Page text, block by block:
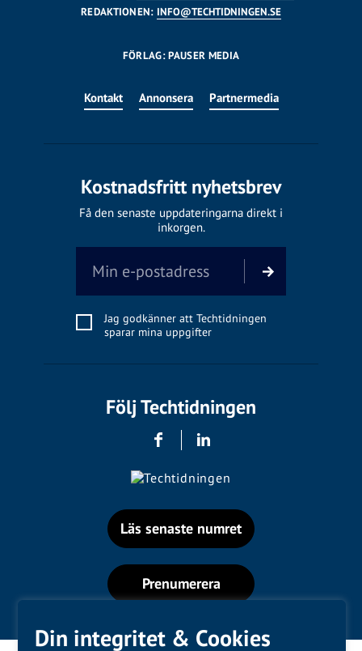
Din integritet & Cookies
REDAKTIONEN: INFO@TECHTIDNINGEN.SE
FÖRLAG: PAUSER MEDIA
Kontakt Annonsera Partnermedia
Kostnadsfritt nyhetsbrev
Få den senaste uppdateringarna direkt i
inkorgen.
Jag godkänner att Techtidningen
sparar mina uppgifter
Följ Techtidningen
Läs senaste numret
Prenumerera